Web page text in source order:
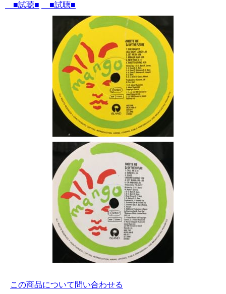
■試聴■ ■試聴■
この商品について問い合わせる